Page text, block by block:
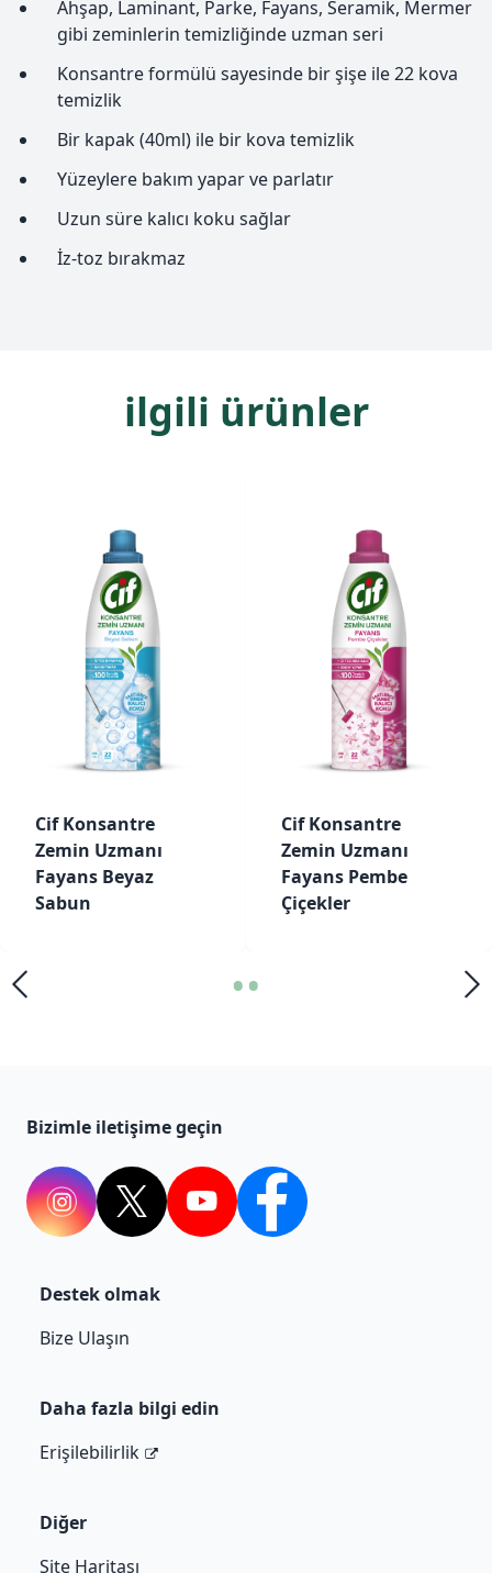
Ahşap, Laminant, Parke, Fayans, Seramik, Mermer
gibi zeminlerin temizliğinde uzman seri
Konsantre formülü sayesinde bir şişe ile 22 kova
temizlik
Bir kapak (40ml) ile bir kova temizlik
Yüzeylere bakım yapar ve parlatır
Uzun süre kalıcı koku sağlar
İz-toz bırakmaz
ilgili ürünler
Cif Konsantre
Zemin Uzmanı
Fayans Beyaz
Sabun
Cif Konsantre
Zemin Uzmanı
Fayans Pembe
Çiçekler
••
Bizimle iletişime geçin
InstagramTwitter YouTube Facebook
Destek olmak
Bize Ulaşın
Daha fazla bilgi edin
Erişilebilirlik
Diğer
Site Haritası